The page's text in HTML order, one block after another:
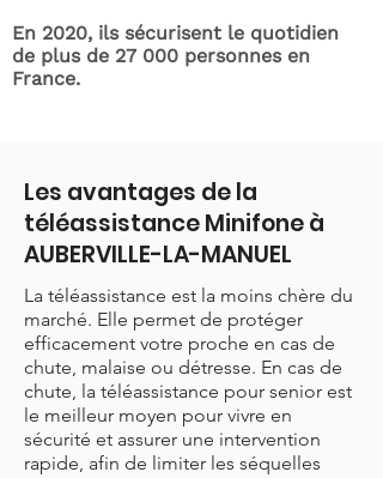
En 2020, ils sécurisent le quotidien
de plus de 27 000 personnes en
France.
Les avantages de la
téléassistance Minifone à
AUBERVILLE-LA-MANUEL
La téléassistance est la moins chère du
marché. Elle permet de protéger
efficacement votre proche en cas de
chute, malaise ou détresse. En cas de
chute, la téléassistance pour senior est
le meilleur moyen pour vivre en
sécurité et assurer une intervention
rapide, afin de limiter les séquelles